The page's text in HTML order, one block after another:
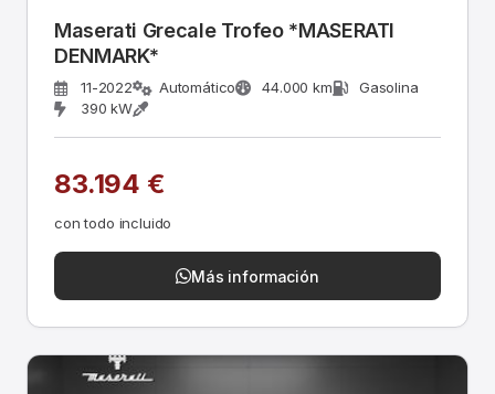
Maserati Grecale Trofeo *MASERATI
DENMARK*
11-2022 Automático 44.000 km
Gasolina
390 kW
83.194 €
con todo incluido
Más información